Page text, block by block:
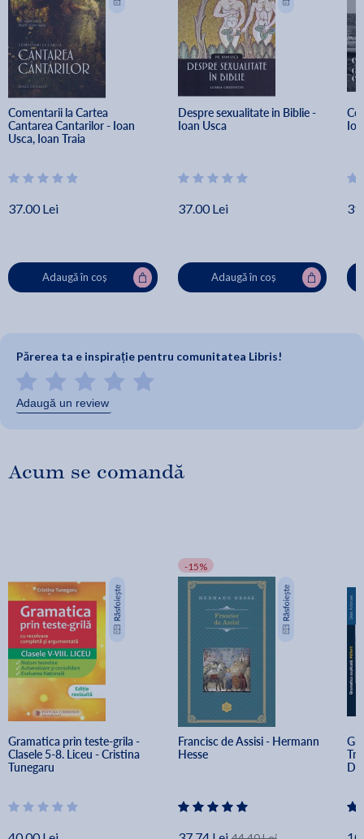
Comentarii la Cartea
Cantarea Cantarilor - Ioan
Usca, Ioan Traia
37.00 Lei
Adaugă în coș
Despre sexualitate in Biblie -
Ioan Usca
37.00 Lei
Adaugă în coș
Părerea ta e inspirație pentru comunitatea Libris!
Adaugă un review
Acum se comandă
Gramatica prin teste-grila -
Clasele 5-8. Liceu - Cristina
Tunegaru
-15%
Francisc de Assisi - Hermann
Hesse